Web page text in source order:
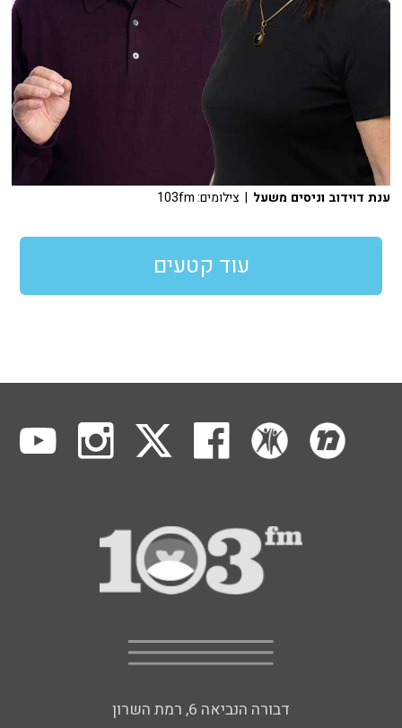
ענת דוידוב וניסים משעל | צילומים: 103fm
עוד קטעים
דבורה הנביאה 6, רמת השרון